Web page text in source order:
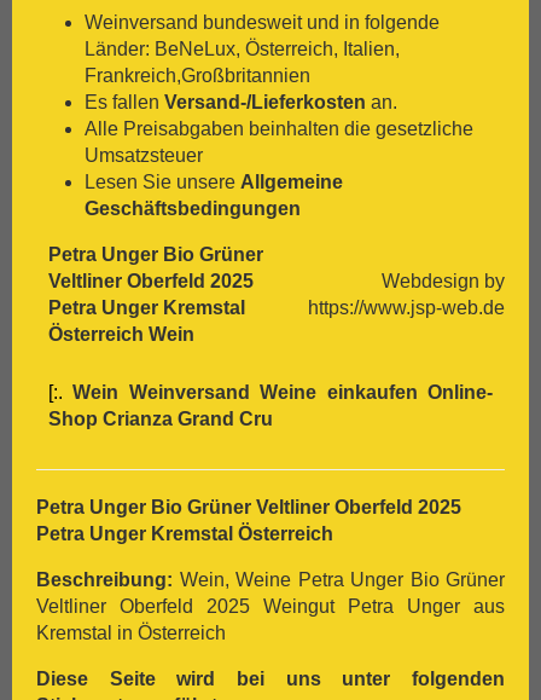
Samtrot
Sancerre
Sangiovese
Sauvignon Blanc
Scheurebe
Sémillon
Shiraz
Silvaner
[:. Syrah
[:. Tempranillo
[:. Traminer
[:. Trebbiano
[:.
Trollinger
[:. Verdejo
[:. Vermentino
[:. Vieux Carignan
[:. Viognier
[:. Viura
[:. Weißburgunder
[:. weißer Burgunder
[:. Zinfandel
Weinversand bundesweit und in folgende
Länder: BeNeLux, Österreich, Italien,
Frankreich,Großbritannien
Es fallen Versand-/Lieferkosten an.
Alle Preisabgaben beinhalten die gesetzliche
Umsatzsteuer
Lesen Sie unsere Allgemeine
Geschäftsbedingungen
Petra Unger Bio Grüner
Veltliner Oberfeld 2025
Petra Unger Kremstal
Österreich Wein
Webdesign by
https://www.jsp-web.de
[:.Wein Weinversand Weine einkaufen Online-
Shop Crianza Grand Cru
Petra Unger Bio Grüner Veltliner Oberfeld 2025
Petra Unger Kremstal Österreich
Beschreibung: Wein, Weine Petra Unger Bio Grüner
Veltliner Oberfeld 2025 Weingut Petra Unger aus
Kremstal in Österreich
Diese Seite wird bei uns unter folgenden